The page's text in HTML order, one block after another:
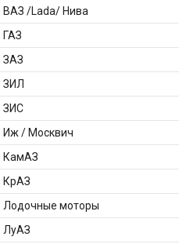
ВАЗ /Lada/ Нива
ГАЗ
ЗАЗ
ЗИЛ
ЗИС
Иж / Москвич
КамАЗ
КрАЗ
Лодочные моторы
ЛуАЗ